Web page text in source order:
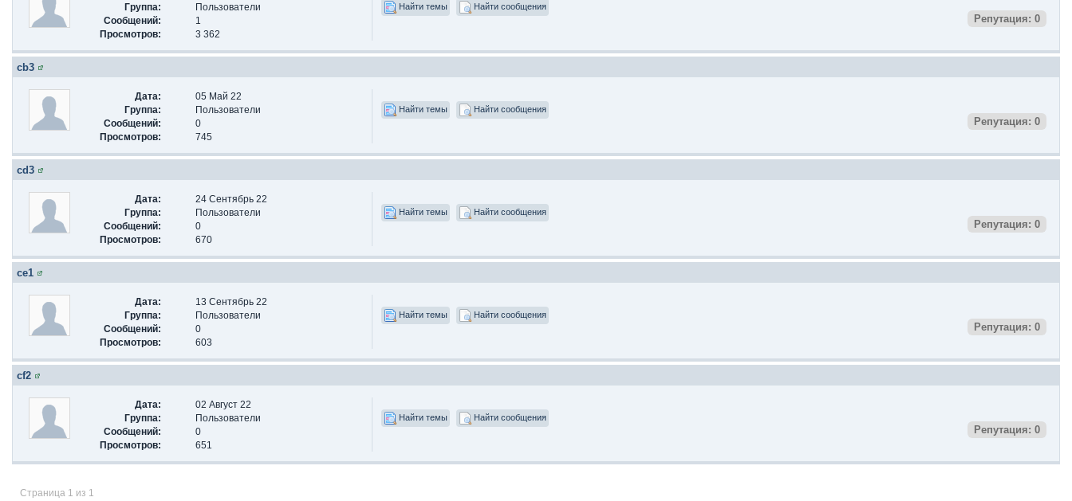
Группа:
Пользователи
Сообщений:
1
Просмотров:
3 362
Найти темы Найти сообщения
Репутация: 0
cb3
Дата:
05 Май 22
Группа:
Пользователи
Сообщений:
0
Просмотров:
745
Найти темы Найти сообщения
Репутация: 0
cd3
Дата:
24 Сентябрь 22
Группа:
Пользователи
Сообщений:
0
Просмотров:
670
Найти темы Найти сообщения
Репутация: 0
ce1
Дата:
13 Сентябрь 22
Группа:
Пользователи
Сообщений:
0
Просмотров:
603
Найти темы Найти сообщения
Репутация: 0
cf2
Дата:
02 Август 22
Группа:
Пользователи
Сообщений:
0
Просмотров:
651
Найти темы Найти сообщения
Репутация: 0
Страница 1 из 1